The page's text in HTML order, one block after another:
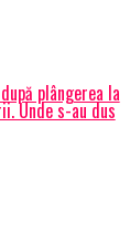
plângerea la
Unde s-au dus